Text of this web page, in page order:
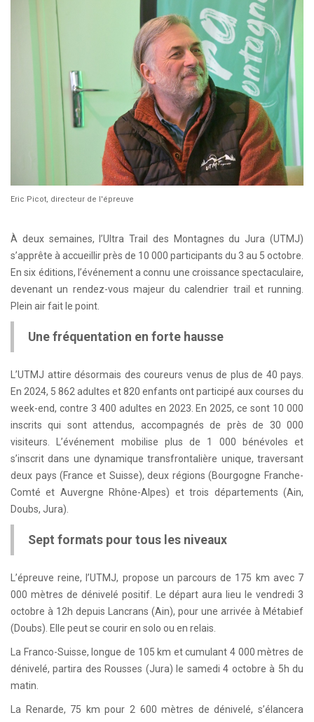
Eric Picot, directeur de l'épreuve
À deux semaines, l’Ultra Trail des Montagnes du Jura (UTMJ)
s’apprête à accueillir près de 10 000 participants du 3 au 5 octobre.
En six éditions, l’événement a connu une croissance spectaculaire,
devenant un rendez-vous majeur du calendrier trail et running.
Plein air fait le point.
Une fréquentation en forte hausse
L’UTMJ attire désormais des coureurs venus de plus de 40 pays.
En 2024, 5 862 adultes et 820 enfants ont participé aux courses du
week-end, contre 3 400 adultes en 2023. En 2025, ce sont 10 000
inscrits qui sont attendus, accompagnés de près de 30 000
visiteurs. L’événement mobilise plus de 1 000 bénévoles et
s’inscrit dans une dynamique transfrontalière unique, traversant
deux pays (France et Suisse), deux régions (Bourgogne Franche-
Comté et Auvergne Rhône-Alpes) et trois départements (Ain,
Doubs, Jura).
Sept formats pour tous les niveaux
L’épreuve reine, l’UTMJ, propose un parcours de 175 km avec 7
000 mètres de dénivelé positif. Le départ aura lieu le vendredi 3
octobre à 12h depuis Lancrans (Ain), pour une arrivée à Métabief
(Doubs). Elle peut se courir en solo ou en relais.
La Franco-Suisse, longue de 105 km et cumulant 4 000 mètres de
dénivelé, partira des Rousses (Jura) le samedi 4 octobre à 5h du
matin.
La Renarde, 75 km pour 2 600 mètres de dénivelé, s’élancera